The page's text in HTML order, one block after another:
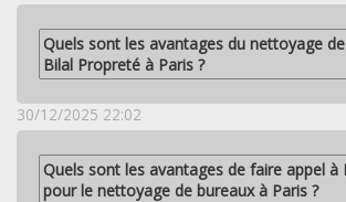
Quels sont les avantages du nettoyage
Bilal Propreté à Paris ?
30/12/2025 22:02
Quels sont les avantages de faire appel à
pour le nettoyage de bureaux à Paris ?